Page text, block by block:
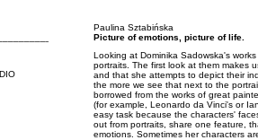
Paulina Sztabińska
Picture of emotions, picture of life.
Looking at Dominika Sadowska's
portraits. The first look at them makes
and that she attempts to depict their
the more we see that next to the
borrowed from the works of great
(for example, Leonardo da Vinci's or
easy task because the characters'
out from portraits, share one feature,
emotions. Sometimes her characters